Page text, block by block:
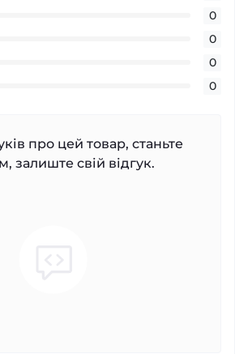
0
0
0
0
про цей товар, станьте
залиште свій відгук.